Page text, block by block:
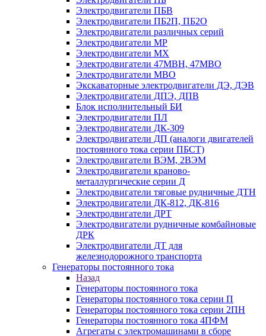
Электродвигатели ПБВ
Электродвигатели ПБ2П, ПБ2О
Электродвигатели различных серий
Электродвигатели МР
Электродвигатели MX
Электродвигатели 47MBH, 47МВО
Электродвигатели MBO
Экскаваторные электродвигатели ДЭ, ДЭВ
Электродвигатели ДПЭ, ДПВ
Блок исполнительный БИ
Электродвигатели ПЛ
Электродвигатели ДК-309
Электродвигатели ДП (аналоги двигателей
постоянного тока серии ПБСТ)
Электродвигатели ВЭМ, 2ВЭМ
Электродвигатели краново-
металлургические серии Д
Электродвигатели тяговые рудничные ДТН
Электродвигатели ДК-812, ДК-816
Электродвигатели ДРТ
Электродвигатели рудничные комбайновые
ДРК
Электродвигатели ДТ для
железнодорожного транспорта
Генераторы постоянного тока
Назад
Генераторы постоянного тока
Генераторы постоянного тока серии П
Генераторы постоянного тока серии 2ПН
Генераторы постоянного тока 4ПФМ
Агрегаты с электромашинами в сборе